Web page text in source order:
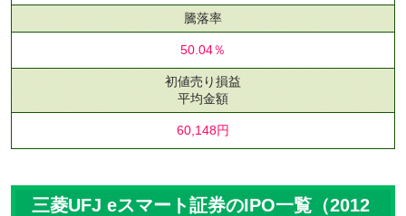
騰落率
50.04％
初値売り損益
平均金額
60,148円
三菱UFJ eスマート証券のIPO一覧（2012